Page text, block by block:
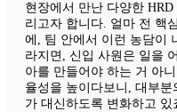
현장에서 만난 다양한
리고자 합니다. 얼마 전 핵
에, 팀 안에서 이런 농담이
라지면, 신입 사원은 일을
아를 만들어야 하는 거 아
율성을 높이다보니, 대부
가 대신하도록 변화하고 있